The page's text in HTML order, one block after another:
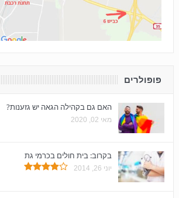
פופולרים
האם גם בקהילה הגאה יש גזענות?
מאי 02, 2020
בקרוב: בית חולים בכרמי גת
יוני 26, 2014